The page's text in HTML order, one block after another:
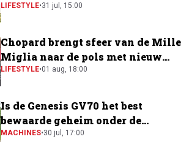
LIFESTYLE•31 jul, 15:00
Chopard brengt sfeer van de Mille
Miglia naar de pols met nieuw
horloge
LIFESTYLE•01 aug, 18:00
Is de Genesis GV70 het best
bewaarde geheim onder de
elektrische SUV's?
MACHINES•30 jul, 17:00